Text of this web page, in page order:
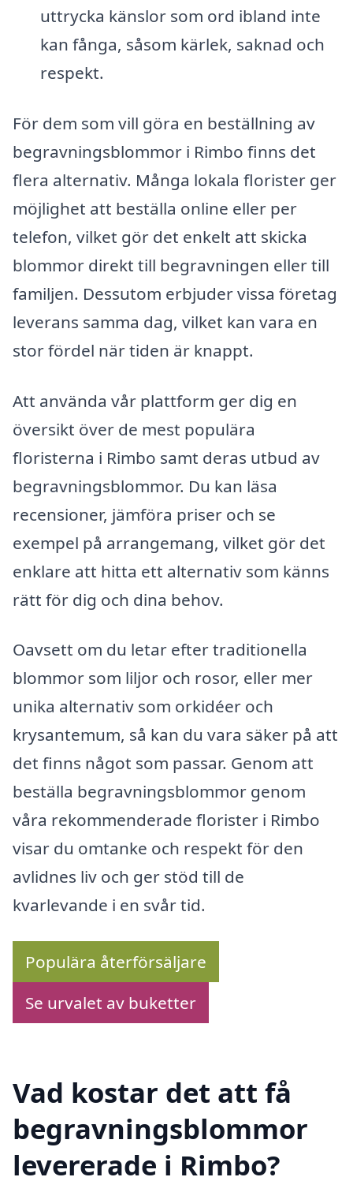
uttrycka känslor som ord ibland inte
kan fånga, såsom kärlek, saknad och
respekt.
För dem som vill göra en beställning av
begravningsblommor i Rimbo finns det
flera alternativ. Många lokala florister ger
möjlighet att beställa online eller per
telefon, vilket gör det enkelt att skicka
blommor direkt till begravningen eller till
familjen. Dessutom erbjuder vissa företag
leverans samma dag, vilket kan vara en
stor fördel när tiden är knappt.
Att använda vår plattform ger dig en
översikt över de mest populära
floristerna i Rimbo samt deras utbud av
begravningsblommor. Du kan läsa
recensioner, jämföra priser och se
exempel på arrangemang, vilket gör det
enklare att hitta ett alternativ som känns
rätt för dig och dina behov.
Oavsett om du letar efter traditionella
blommor som liljor och rosor, eller mer
unika alternativ som orkidéer och
krysantemum, så kan du vara säker på att
det finns något som passar. Genom att
beställa begravningsblommor genom
våra rekommenderade florister i Rimbo
visar du omtanke och respekt för den
avlidnes liv och ger stöd till de
kvarlevande i en svår tid.
Populära återförsäljare
Se urvalet av buketter
Vad kostar det att få
begravningsblommor
levererade i Rimbo?